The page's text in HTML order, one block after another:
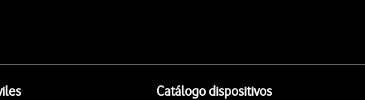
Catálogo dispositivos